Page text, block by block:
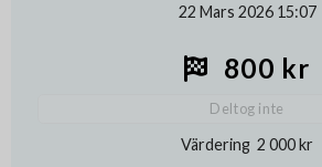
22 Mars 2026 15:07
800 kr
Deltog inte
Värdering 2 000 kr